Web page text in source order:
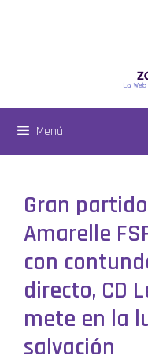
Menú
Gran
Amarelle
con
directo, CD
mete en la
salvación